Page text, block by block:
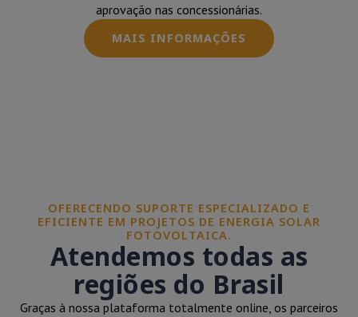
aprovação nas concessionárias.
MAIS INFORMAÇÕES
OFERECENDO SUPORTE ESPECIALIZADO E
EFICIENTE EM PROJETOS DE ENERGIA SOLAR
FOTOVOLTAICA.
Atendemos todas as
regiões do Brasil
Graças à nossa plataforma totalmente online, os parceiros